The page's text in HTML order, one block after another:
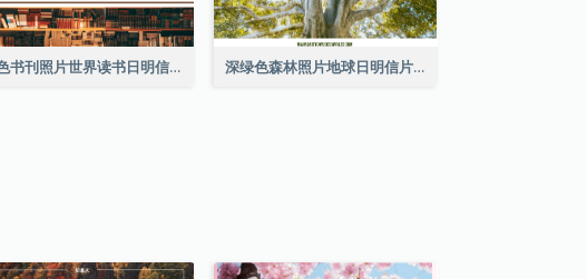
棕色书刊照片世界读书日明信片 深绿色森林照片地球日明信片